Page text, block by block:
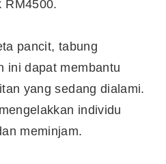
RM4500.
pancit, tabung
ini dapat membantu
yang sedang dialami.
individu
meminjam.